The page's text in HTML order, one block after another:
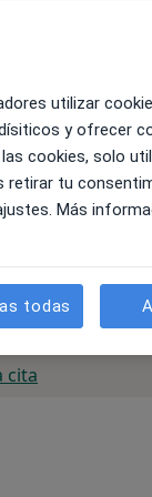
cita
utilizar
y ofrecer
cookies, solo
retirar tu
Más
todas